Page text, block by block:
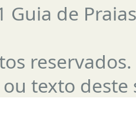
Guia de
texto deste